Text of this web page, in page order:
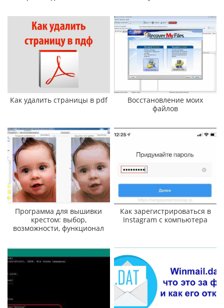
Как удалить страницы в pdf
Восстановление моих
файлов
Программа для вышивки
крестом: выбор,
возможности, функционал
Как зарегистрироваться в
Instagram с компьютера